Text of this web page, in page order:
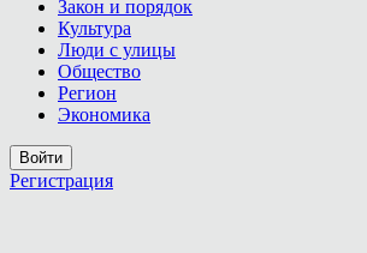
Закон и порядок
Культура
Люди с улицы
Общество
Регион
Экономика
Войти
Регистрация